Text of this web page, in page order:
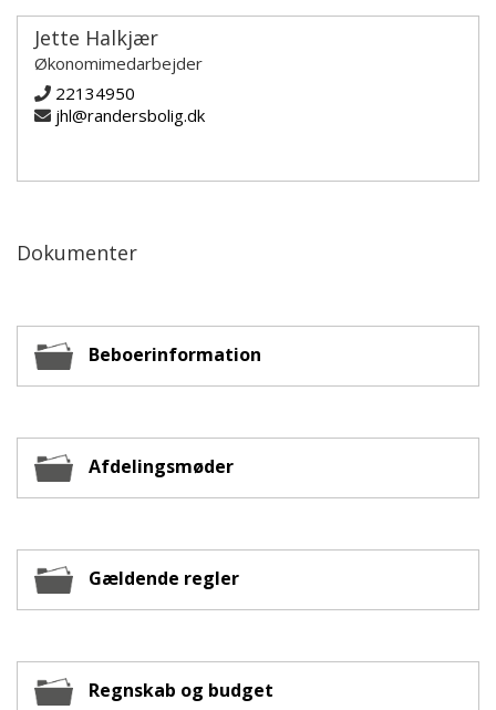
Jette Halkjær
Økonomimedarbejder
22134950
jhl@randersbolig.dk
Dokumenter
Beboerinformation
Afdelingsmøder
Gældende regler
Regnskab og budget